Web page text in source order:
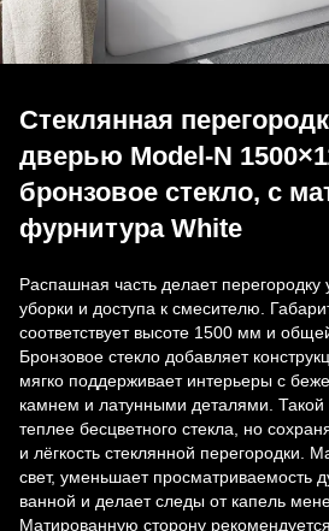
Стеклянная
дверью Model-N
бронзовое стекло, с
фурнитура White
Распашная часть делает перегородку
уборки и доступа к смесителю.
соответствует высоте 1500 мм и
Бронзовое стекло добавляет
мягко поддерживает интерьеры с
камнем и латунными деталями. Такой
теплее бесцветного стекла, но
и лёгкость стеклянной перегородки.
свет, уменьшает просматриваемость
ванной и делает следы от капель
Матированную сторону